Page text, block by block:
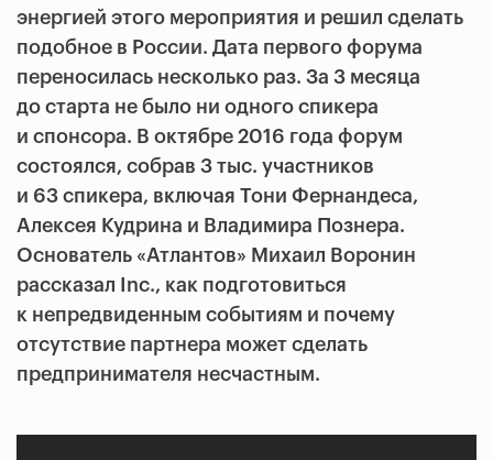
энергией этого мероприятия и решил сделать
подобное в России. Дата первого форума
переносилась несколько раз. За 3 месяца
до старта не было ни одного спикера
и спонсора. В октябре 2016 года форум
состоялся, собрав 3 тыс. участников
и 63 спикера, включая Тони Фернандеса,
Алексея Кудрина и Владимира Познера.
Основатель «Атлантов» Михаил Воронин
рассказал Inc., как подготовиться
к непредвиденным событиям и почему
отсутствие партнера может сделать
предпринимателя несчастным.